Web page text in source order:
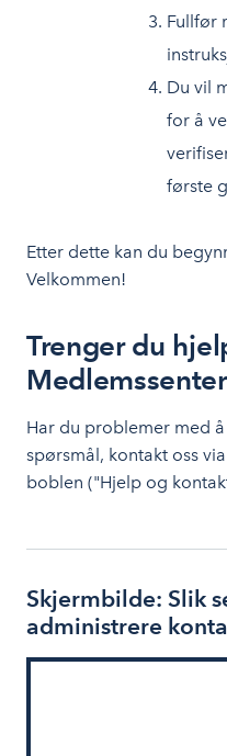
Fullfør
Du vil
for å
første
Etter dette kan du
Velkommen!
Trenger du
Har du problemer med
spørsmål, kontakt oss
boblen ("Hjelp og
Skjermbilde: Slik
administrere